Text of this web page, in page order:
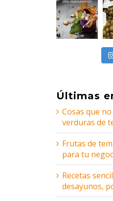
Últimas
Cosas que
verduras de
Frutas de
para tu
Recetas
desayunos,